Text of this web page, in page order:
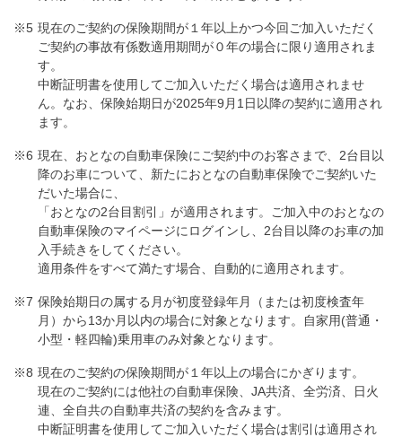
現在のご契約の保険期間が１年以上かつ今回ご加入いただく
ご契約の事故有係数適用期間が０年の場合に限り適用されま
す。
中断証明書を使用してご加入いただく場合は適用されませ
ん。なお、保険始期日が2025年9月1日以降の契約に適用され
ます。
現在、おとなの自動車保険にご契約中のお客さまで、2台目以
降のお車について、新たにおとなの自動車保険でご契約いた
だいた場合に、
「おとなの2台目割引」が適用されます。ご加入中のおとなの
自動車保険のマイページにログインし、2台目以降のお車の加
入手続きをしてください。
適用条件をすべて満たす場合、自動的に適用されます。
保険始期日の属する月が初度登録年月（または初度検査年
月）から13か月以内の場合に対象となります。自家用(普通・
小型・軽四輪)乗用車のみ対象となります。
現在のご契約の保険期間が１年以上の場合にかぎります。
現在のご契約には他社の自動車保険、JA共済、全労済、日火
連、全自共の自動車共済の契約を含みます。
中断証明書を使用してご加入いただく場合は割引は適用され